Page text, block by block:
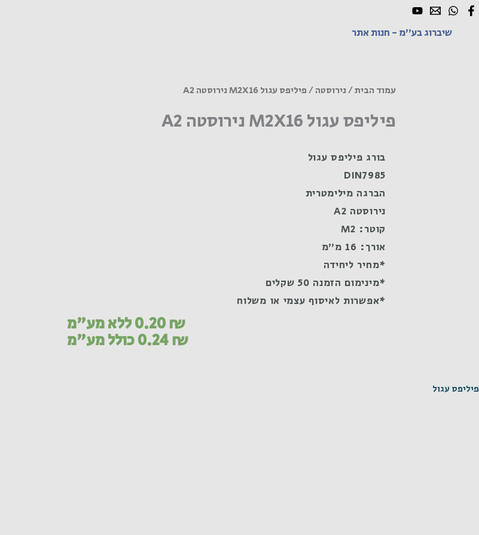
שיברוג בע"מ - חנות אתר
עמוד הבית/נירוסטה/ פיליפס עגול M2X16 נירוסטה A2
פיליפס עגול M2X16 נירוסטה A2
בורג פיליפס עגול
DIN7985
הברגה מילימטרית
נירוסטה A2
קוטר: M2
אורך: 16 מ"מ
*מחיר ליחידה
*מינימום הזמנה 50 שקלים
*אפשרות לאיסוף עצמי או משלוח
0.20₪ ללא מע"מ
0.24₪ כולל מע"מ
פיליפס עגול